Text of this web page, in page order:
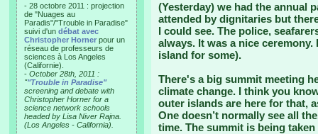
- 28 octobre 2011 : projection
de "Nuages au
Paradis"/"Trouble in Paradise"
suivi d'un débat avec
Christopher Horner pour un
réseau de professeurs de
sciences à Los Angeles
(Californie).
- October 28th, 2011 :
""Trouble in Paradise"
screening and debate with
Christopher Horner for a
science network schools
headed by Lisa Niver Rajna.
(Los Angeles - California).
(Yesterday) we had the annual
attended by dignitaries but
I could see. The police,
always. It was a nice
island for some).
There's a big summit meeting
climate change. I think you
outer islands are here for that,
One doesn’t normally see all
time. The summit is being